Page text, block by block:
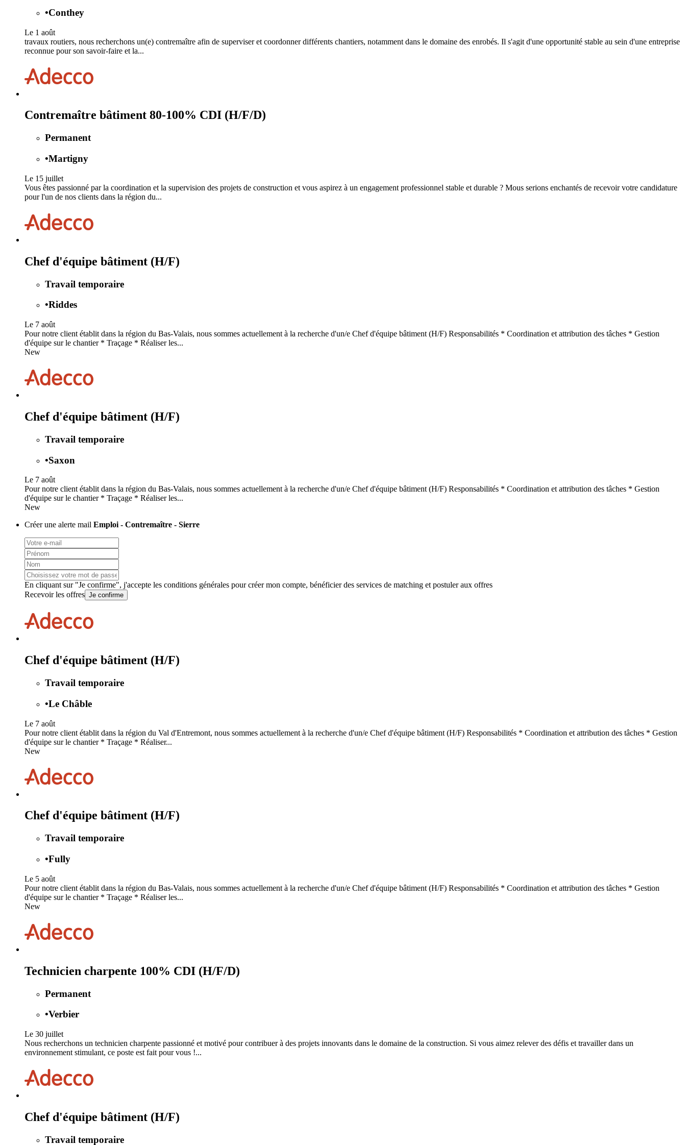
•Conthey
Le 1 août
travaux routiers, nous recherchons un(e) contremaître afin de superviser et coordonner différents chantiers, notamment dans le domaine des enrobés. Il s'agit d'une opportunité stable au sein d'une entreprise
reconnue pour son savoir-faire et la...
Contremaître bâtiment 80-100% CDI (H/F/D)
Permanent
•Martigny
Le 15 juillet
Vous êtes passionné par la coordination et la supervision des projets de construction et vous aspirez à un engagement professionnel stable et durable ? Mous serions enchantés de recevoir votre candidature
pour l'un de nos clients dans la région du...
Chef d'équipe bâtiment (H/F)
Travail temporaire
•Riddes
Le 7 août
Pour notre client établit dans la région du Bas-Valais, nous sommes actuellement à la recherche d'un/e Chef d'équipe bâtiment (H/F) Responsabilités * Coordination et attribution des tâches * Gestion
d'équipe sur le chantier * Traçage * Réaliser les...
New
Chef d'équipe bâtiment (H/F)
Travail temporaire
•Saxon
Le 7 août
Pour notre client établit dans la région du Bas-Valais, nous sommes actuellement à la recherche d'un/e Chef d'équipe bâtiment (H/F) Responsabilités * Coordination et attribution des tâches * Gestion
d'équipe sur le chantier * Traçage * Réaliser les...
New
Créer une alerte mail Emploi - Contremaître - Sierre
En cliquant sur "Je confirme", j'accepte les conditions générales pour créer mon compte, bénéficier des services de matching et postuler aux offres
Recevoir les offres Je confirme
Chef d'équipe bâtiment (H/F)
Travail temporaire
•Le Châble
Le 7 août
Pour notre client établit dans la région du Val d'Entremont, nous sommes actuellement à la recherche d'un/e Chef d'équipe bâtiment (H/F) Responsabilités * Coordination et attribution des tâches * Gestion
d'équipe sur le chantier * Traçage * Réaliser...
New
Chef d'équipe bâtiment (H/F)
Travail temporaire
•Fully
Le 5 août
Pour notre client établit dans la région du Bas-Valais, nous sommes actuellement à la recherche d'un/e Chef d'équipe bâtiment (H/F) Responsabilités * Coordination et attribution des tâches * Gestion
d'équipe sur le chantier * Traçage * Réaliser les...
New
Technicien charpente 100% CDI (H/F/D)
Permanent
•Verbier
Le 30 juillet
Nous recherchons un technicien charpente passionné et motivé pour contribuer à des projets innovants dans le domaine de la construction. Si vous aimez relever des défis et travailler dans un
environnement stimulant, ce poste est fait pour vous !...
Chef d'équipe bâtiment (H/F)
Travail temporaire